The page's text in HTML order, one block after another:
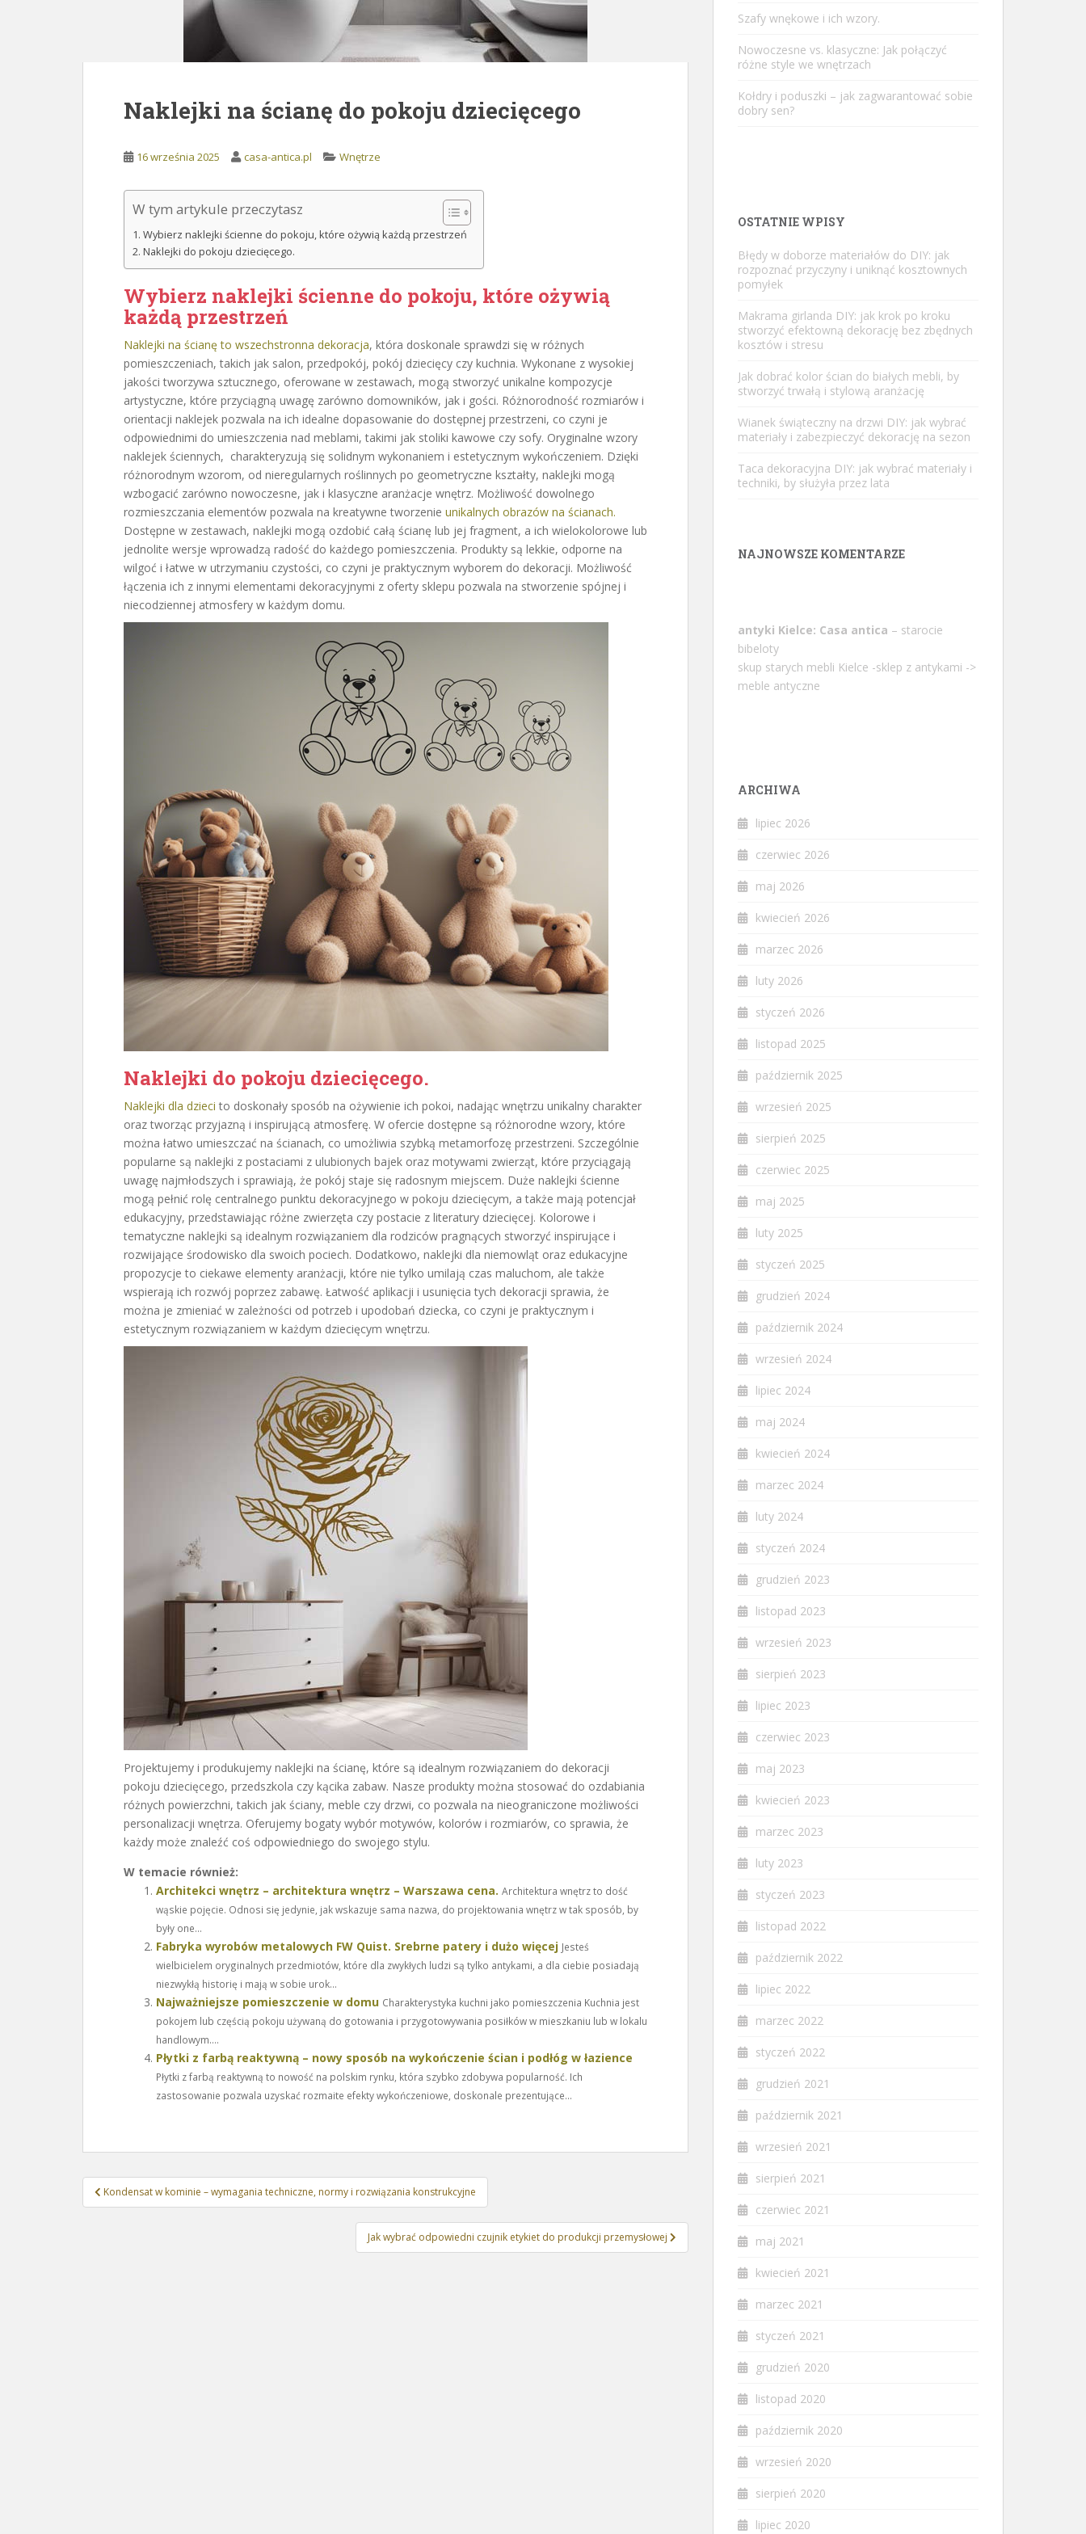
Naklejki na ścianę do pokoju dziecięcego
16 września 2025 casa-antica.pl Wnętrze
W tym artykule przeczytasz
Wybierz naklejki ścienne do pokoju, które ożywią każdą przestrzeń
Naklejki do pokoju dziecięcego.
Wybierz naklejki ścienne do pokoju, które ożywią
każdą przestrzeń
Naklejki na ścianę to wszechstronna dekoracja, która doskonale sprawdzi się w różnych
pomieszczeniach, takich jak salon, przedpokój, pokój dziecięcy czy kuchnia. Wykonane z wysokiej
jakości tworzywa sztucznego, oferowane w zestawach, mogą stworzyć unikalne kompozycje
artystyczne, które przyciągną uwagę zarówno domowników, jak i gości. Różnorodność rozmiarów i
orientacji naklejek pozwala na ich idealne dopasowanie do dostępnej przestrzeni, co czyni je
odpowiednimi do umieszczenia nad meblami, takimi jak stoliki kawowe czy sofy. Oryginalne wzory
naklejek ściennych, charakteryzują się solidnym wykonaniem i estetycznym wykończeniem. Dzięki
różnorodnym wzorom, od nieregularnych roślinnych po geometryczne kształty, naklejki mogą
wzbogacić zarówno nowoczesne, jak i klasyczne aranżacje wnętrz. Możliwość dowolnego
rozmieszczania elementów pozwala na kreatywne tworzenie unikalnych obrazów na ścianach.
Dostępne w zestawach, naklejki mogą ozdobić całą ścianę lub jej fragment, a ich wielokolorowe lub
jednolite wersje wprowadzą radość do każdego pomieszczenia. Produkty są lekkie, odporne na
wilgoć i łatwe w utrzymaniu czystości, co czyni je praktycznym wyborem do dekoracji. Możliwość
łączenia ich z innymi elementami dekoracyjnymi z oferty sklepu pozwala na stworzenie spójnej i
niecodziennej atmosfery w każdym domu.
Naklejki do pokoju dziecięcego.
Naklejki dla dzieci to doskonały sposób na ożywienie ich pokoi, nadając wnętrzu unikalny charakter
oraz tworząc przyjazną i inspirującą atmosferę. W ofercie dostępne są różnorodne wzory, które
można łatwo umieszczać na ścianach, co umożliwia szybką metamorfozę przestrzeni. Szczególnie
popularne są naklejki z postaciami z ulubionych bajek oraz motywami zwierząt, które przyciągają
uwagę najmłodszych i sprawiają, że pokój staje się radosnym miejscem. Duże naklejki ścienne
mogą pełnić rolę centralnego punktu dekoracyjnego w pokoju dziecięcym, a także mają potencjał
edukacyjny, przedstawiając różne zwierzęta czy postacie z literatury dziecięcej. Kolorowe i
tematyczne naklejki są idealnym rozwiązaniem dla rodziców pragnących stworzyć inspirujące i
rozwijające środowisko dla swoich pociech. Dodatkowo, naklejki dla niemowląt oraz edukacyjne
propozycje to ciekawe elementy aranżacji, które nie tylko umilają czas maluchom, ale także
wspierają ich rozwój poprzez zabawę. Łatwość aplikacji i usunięcia tych dekoracji sprawia, że
można je zmieniać w zależności od potrzeb i upodobań dziecka, co czyni je praktycznym i
estetycznym rozwiązaniem w każdym dziecięcym wnętrzu.
Projektujemy i produkujemy naklejki na ścianę, które są idealnym rozwiązaniem do dekoracji
pokoju dziecięcego, przedszkola czy kącika zabaw. Nasze produkty można stosować do ozdabiania
różnych powierzchni, takich jak ściany, meble czy drzwi, co pozwala na nieograniczone możliwości
personalizacji wnętrza. Oferujemy bogaty wybór motywów, kolorów i rozmiarów, co sprawia, że
każdy może znaleźć coś odpowiedniego do swojego stylu.
W temacie również:
Architekci wnętrz – architektura wnętrz – Warszawa cena. Architektura wnętrz to dość
wąskie pojęcie. Odnosi się jedynie, jak wskazuje sama nazwa, do projektowania wnętrz w tak sposób, by
były one...
Fabryka wyrobów metalowych FW Quist. Srebrne patery i dużo więcej Jesteś
wielbicielem oryginalnych przedmiotów, które dla zwykłych ludzi są tylko antykami, a dla ciebie posiadają
niezwykłą historię i mają w sobie urok...
Najważniejsze pomieszczenie w domu Charakterystyka kuchni jako pomieszczenia Kuchnia jest
pokojem lub częścią pokoju używaną do gotowania i przygotowywania posiłków w mieszkaniu lub w lokalu
handlowym....
Płytki z farbą reaktywną – nowy sposób na wykończenie ścian i podłóg w łazience
Płytki z farbą reaktywną to nowość na polskim rynku, która szybko zdobywa popularność. Ich
zastosowanie pozwala uzyskać rozmaite efekty wykończeniowe, doskonale prezentujące...
Nawigacja
wpisu
Kondensat w kominie – wymagania techniczne, normy i rozwiązania konstrukcyjne
Jak wybrać odpowiedni czujnik etykiet do produkcji przemysłowej
Szafy wnękowe i ich wzory.
Nowoczesne vs. klasyczne: Jak połączyć
różne style we wnętrzach
Kołdry i poduszki – jak zagwarantować sobie
dobry sen?
OSTATNIE WPISY
Błędy w doborze materiałów do DIY: jak
rozpoznać przyczyny i uniknąć kosztownych
pomyłek
Makrama girlanda DIY: jak krok po kroku
stworzyć efektowną dekorację bez zbędnych
kosztów i stresu
Jak dobrać kolor ścian do białych mebli, by
stworzyć trwałą i stylową aranżację
Wianek świąteczny na drzwi DIY: jak wybrać
materiały i zabezpieczyć dekorację na sezon
Taca dekoracyjna DIY: jak wybrać materiały i
techniki, by służyła przez lata
NAJNOWSZE KOMENTARZE
antyki Kielce: Casa antica – starocie
bibeloty
skup starych mebli Kielce -sklep z antykami ->
meble antyczne
ARCHIWA
lipiec 2026
czerwiec 2026
maj 2026
kwiecień 2026
marzec 2026
luty 2026
styczeń 2026
listopad 2025
październik 2025
wrzesień 2025
sierpień 2025
czerwiec 2025
maj 2025
luty 2025
styczeń 2025
grudzień 2024
październik 2024
wrzesień 2024
lipiec 2024
maj 2024
kwiecień 2024
marzec 2024
luty 2024
styczeń 2024
grudzień 2023
listopad 2023
wrzesień 2023
sierpień 2023
lipiec 2023
czerwiec 2023
maj 2023
kwiecień 2023
marzec 2023
luty 2023
styczeń 2023
listopad 2022
październik 2022
lipiec 2022
marzec 2022
styczeń 2022
grudzień 2021
październik 2021
wrzesień 2021
sierpień 2021
czerwiec 2021
maj 2021
kwiecień 2021
marzec 2021
styczeń 2021
grudzień 2020
listopad 2020
październik 2020
wrzesień 2020
sierpień 2020
lipiec 2020